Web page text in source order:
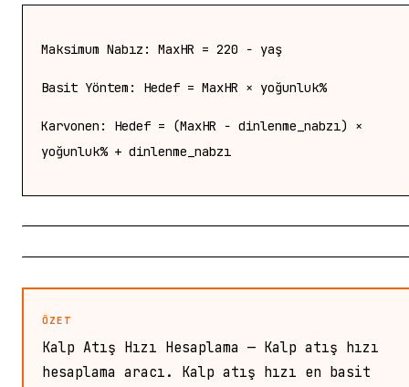
Maksimum Nabız: MaxHR = 220 − yaş
Basit Yöntem: Hedef = MaxHR × yoğunluk%
Karvonen: Hedef = (MaxHR − dinlenme_nabzı) ×
yoğunluk% + dinlenme_nabzı
ÖZET
Kalp Atış Hızı Hesaplama — Kalp atış hızı
hesaplama aracı. Kalp atış hızı en basit